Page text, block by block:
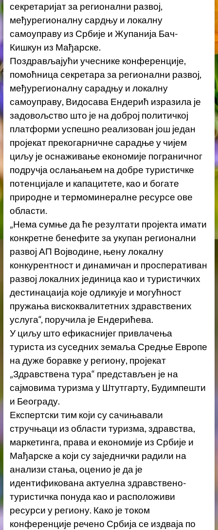
секретаријат за регионални развој,
међурегионалну сардњу и локалну
самоуправу из Србије и Жупанија Бач-
Кишкун из Мађарске.
Поздрављајући учеснике конференције,
помоћница секретара за регионални развој,
међурегионалну сарадњу и локалну
самоуправу, Видосава Ендерић изразила је
задовољство што је на доброј политичкој
платформи успешно реализован још један
пројекат прекогарничне сарадње у чијем
циљу је оснаживање економије пограничног
подручја ослањањем на добре туристичке
потенцијале и капацитете, као и богате
природне и термоминералне ресурсе ове
области.
„Нема сумње да ће резултати пројекта имати
конкретне бенефите за укупан регионални
развој АП Војводине, њену локалну
конкурентност и динамичан и просперативан
развој локалних јединица као и туристичких
дестинацаија које одликује и могућност
пружања вискоквалитетних здравствених
услуга“, поручила је Ендерићева.
У циљу што ефикаснијег привлачења
туриста из суседних земаља Средње Европе
на дуже боравке у региону, пројекат
„Здравствена тура“ представљен је на
сајмовима туризма у Штутгарту, Будимпешти
и Београду.
Експертски тим који су сачињавали
стручњаци из области туризма, здравства,
маркетинга, права и економије из Србије и
Мађарске а који су заједнички радили на
анализи стања, оценио је да је
идентификована актуелна здравствено-
туристичка понуда као и расположиви
ресурси у региону. Како је током
конференције речено Србија се издваја по